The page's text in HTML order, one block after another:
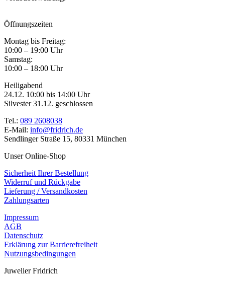
Öffnungszeiten
Montag bis Freitag:
10:00 – 19:00 Uhr
Samstag:
10:00 – 18:00 Uhr
Heiligabend
24.12. 10:00 bis 14:00 Uhr
Silvester 31.12. geschlossen
Tel.: 089 2608038
E-Mail: info@fridrich.de
Sendlinger Straße 15, 80331 München
Unser Online-Shop
Sicherheit Ihrer Bestellung
Widerruf und Rückgabe
Lieferung / Versandkosten
Zahlungsarten
Impressum
AGB
Datenschutz
Erklärung zur Barrierefreiheit
Nutzungsbedingungen
Juwelier Fridrich